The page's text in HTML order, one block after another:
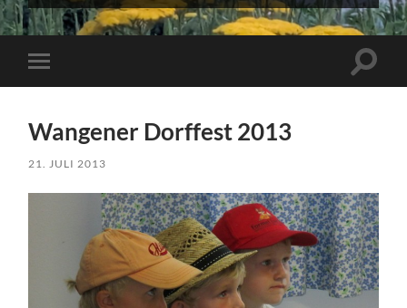
Mobile-
Menü
Wangener Dorffest 2013
21. JULI 2013